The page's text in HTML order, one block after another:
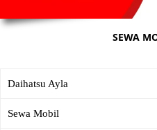
SEWA
Daihatsu Ayla
Sewa Mobil